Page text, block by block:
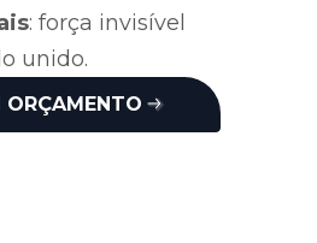
: força invisível
unido.